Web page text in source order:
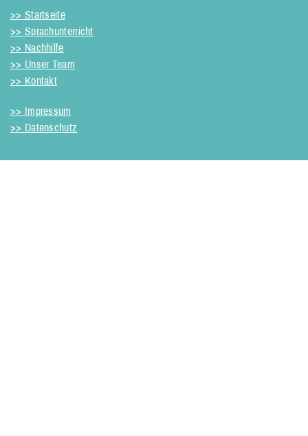
>> Startseite
>> Sprachunterricht
>> Nachhilfe
>> Unser Team
>> Kontakt
>> Impressum
>> Datenschutz